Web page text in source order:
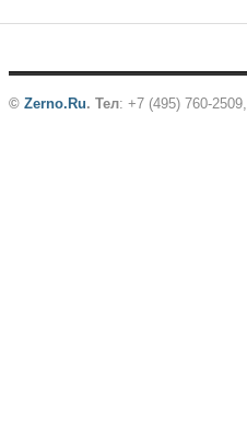
© Zerno.Ru. Тел: +7 (495) 760-2509,